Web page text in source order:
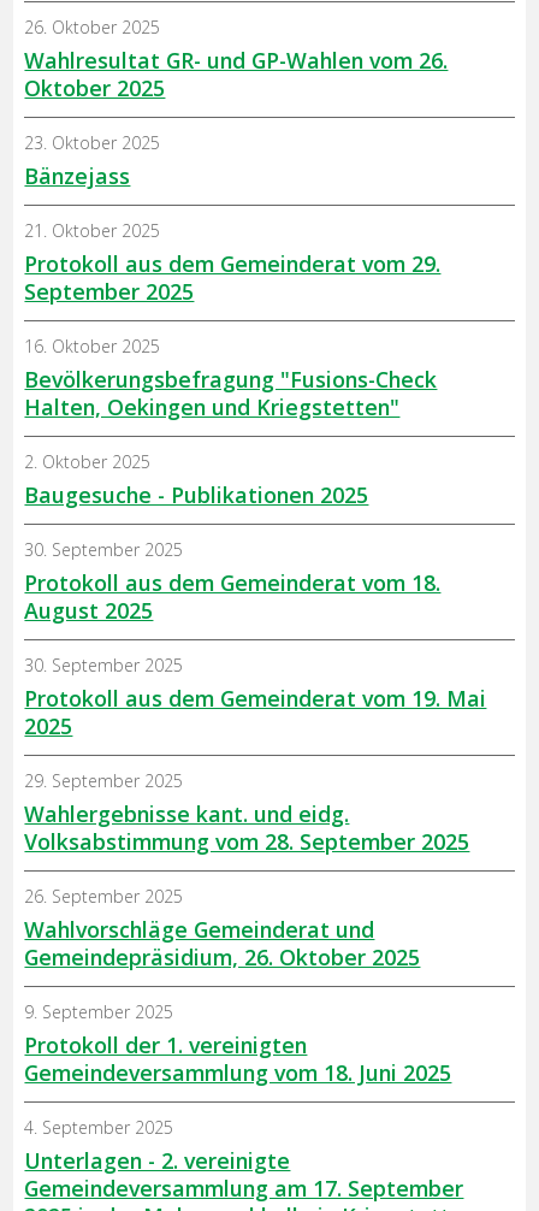
Wahlresultat GR- und GP-Wahlen vom 26.
Oktober 2025
26. Oktober 2025
Bänzejass
23. Oktober 2025
Protokoll aus dem Gemeinderat vom 29.
September 2025
21. Oktober 2025
Bevölkerungsbefragung "Fusions-Check
Halten, Oekingen und Kriegstetten"
16. Oktober 2025
Baugesuche - Publikationen 2025
2. Oktober 2025
Protokoll aus dem Gemeinderat vom 18.
August 2025
30. September 2025
Protokoll aus dem Gemeinderat vom 19. Mai
2025
30. September 2025
Wahlergebnisse kant. und eidg.
Volksabstimmung vom 28. September 2025
29. September 2025
Wahlvorschläge Gemeinderat und
Gemeindepräsidium, 26. Oktober 2025
26. September 2025
Protokoll der 1. vereinigten
Gemeindeversammlung vom 18. Juni 2025
9. September 2025
Unterlagen - 2. vereinigte
Gemeindeversammlung am 17. September
4. September 2025